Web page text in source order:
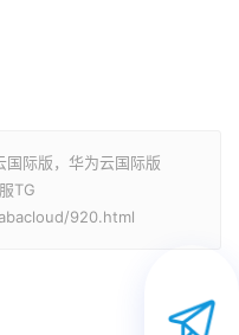
国际版，华为云国际版
TG
920.html